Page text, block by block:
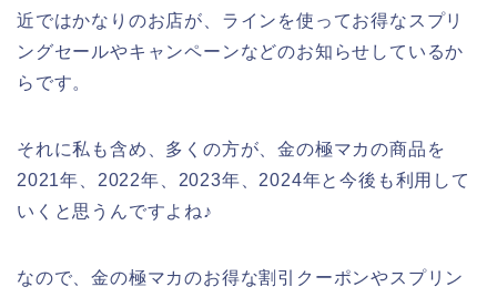
近ではかなりのお店が、ラインを使ってお得なスプリ
ングセールやキャンペーンなどのお知らせしているか
らです。
それに私も含め、多くの方が、金の極マカの商品を
2021年、2022年、2023年、2024年と今後も利用して
いくと思うんですよね♪
なので、金の極マカのお得な割引クーポンやスプリン